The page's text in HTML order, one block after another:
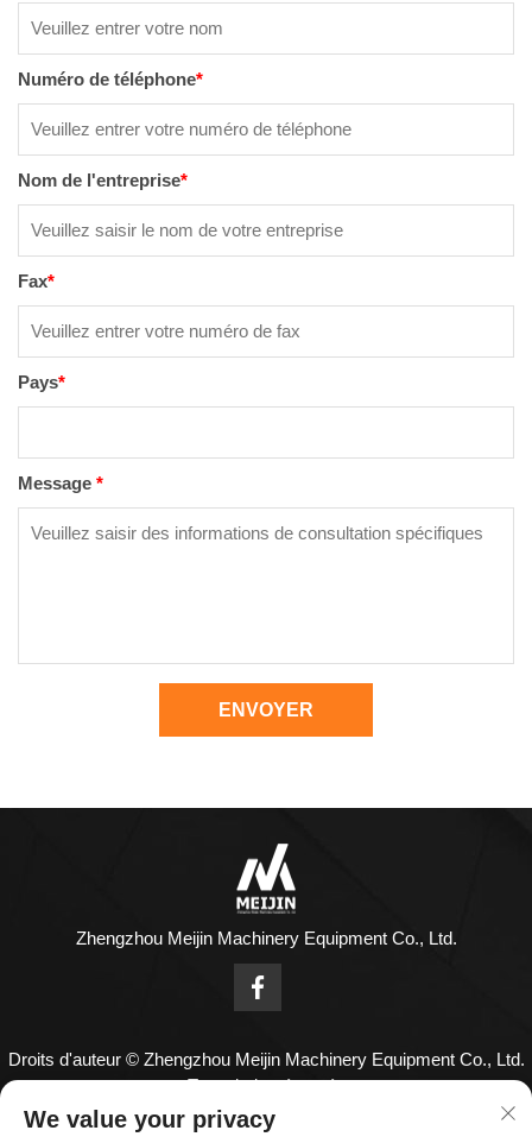
Numéro de téléphone*
Nom de l'entreprise*
Fax*
Pays*
Message *
ENVOYER
Zhengzhou Meijin Machinery Equipment Co., Ltd.
Droits d'auteur © Zhengzhou Meijin Machinery Equipment Co., Ltd.
Tous droits réservés
Nous contacter
We value your privacy